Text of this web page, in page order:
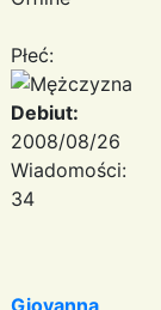
Płeć:
Debiut:
2008/08/26
Wiadomości:
34
Giovanna